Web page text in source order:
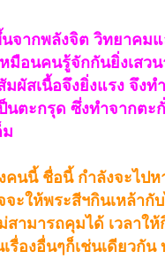
จากพลังจิต วิทยาคมแ
มือนคนรู้จักกันยิ่งเสว
ผัสเนื้อจึงยิ่งแรง จึงท
ตะกรุด ซึ่งทำจากตะ
ม
นนี้ ชื่อนี้ กำลังจะไปห
ะให้พระสีฯกินเหล้ากั
ามารถคุมได้ เวลาให้
องอื่นๆก็เช่นเดียวกัน